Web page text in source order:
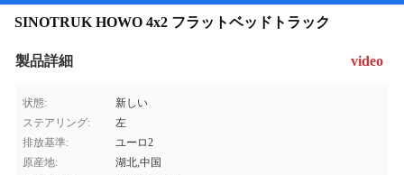
SINOTRUK HOWO 4x2 フラットベッドトラック
製品詳細 video
状態:
新しい
ステアリング:
左
排放基準:
ユーロ2
原産地:
湖北,中国